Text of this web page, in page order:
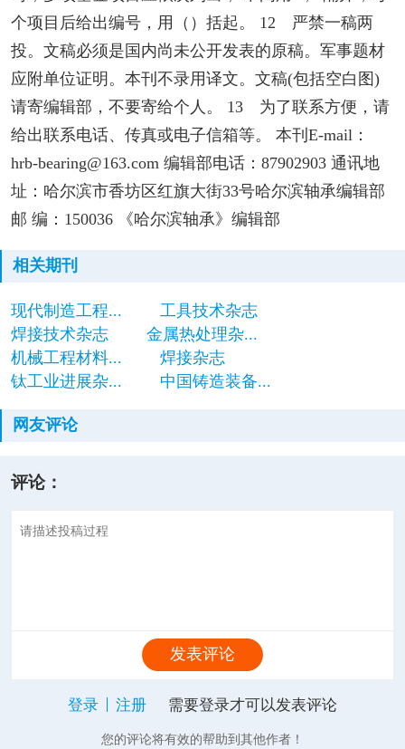
个项目后给出编号，用（）括起。 12 严禁一稿两
投。文稿必须是国内尚未公开发表的原稿。军事题材
应附单位证明。本刊不录用译文。文稿(包括空白图)
请寄编辑部，不要寄给个人。 13 为了联系方便，请
给出联系电话、传真或电子信箱等。 本刊E-mail：
hrb-bearing@163.com 编辑部电话：87902903 通讯地
址：哈尔滨市香坊区红旗大街33号哈尔滨轴承编辑部
邮 编：150036 《哈尔滨轴承》编辑部
相关期刊
现代制造工程...
工具技术杂志
焊接技术杂志
金属热处理杂...
机械工程材料...
焊接杂志
钛工业进展杂...
中国铸造装备...
网友评论
评论：
发表评论
登录 注册 需要登录才可以发表评论
您的评论将有效的帮助到其他作者！